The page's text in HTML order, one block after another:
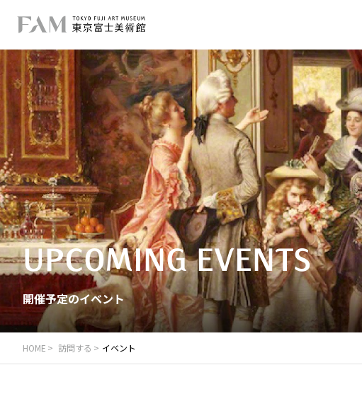
UPCOMING EVENTS
開催予定のイベント
HOME 訪問する イベント